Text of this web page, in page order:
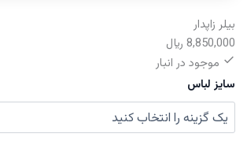
بیلر زاپدار
8,850,000 ﷼
موجود در انبار
سایز لباس